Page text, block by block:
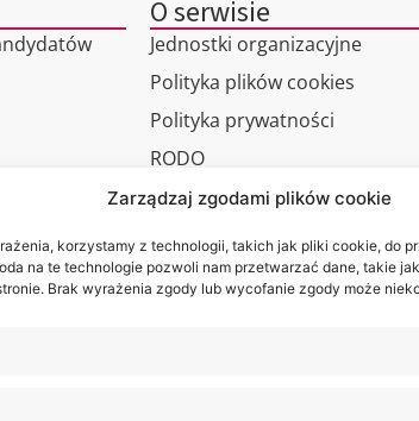
Zarządzaj zgodami plików cookie
korzystamy z technologii, takich jak pliki cookie, do
na te technologie pozwoli nam przetwarzać dane, takie
Brak wyrażenia zgody lub wycofanie zgody może
O serwisie
Jednostki organizacyjne
Polityka plików cookies
Polityka prywatności
RODO
Wirtualny spacer
Kontakt